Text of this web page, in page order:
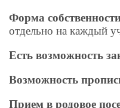
Форма
отдельно на каждый
Есть возможность
Возможность
Прием в родовое